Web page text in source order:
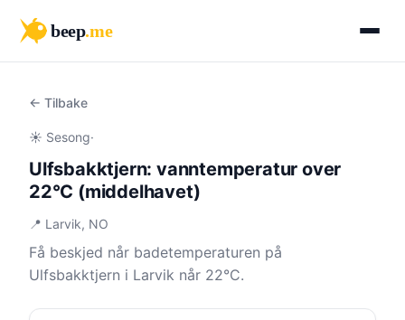
beep.me
← Tilbake
☀️ Sesong·
Ulfsbakktjern: vanntemperatur over
22°C (middelhavet)
📍 Larvik, NO
Få beskjed når badetemperaturen på
Ulfsbakktjern i Larvik når 22°C.